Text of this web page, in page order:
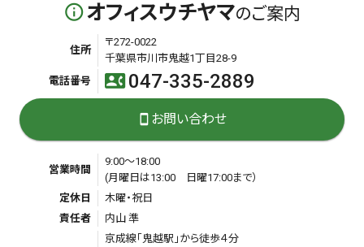
info_outlineオフィスウチヤマのご案内
住所
〒272-0022
千葉県市川市鬼越1丁目28-9
電話番号
contact_phone 047-335-2889
smartphone お問い合わせ
営業時間
9:00～18:00
(月曜日は13:00 日曜17:00まで）
定休日
木曜・祝日
責任者
内山 準
京成線「鬼越駅」から徒歩４分